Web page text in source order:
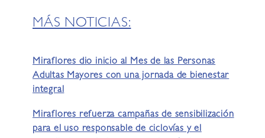
MÁS NOTICIAS:
Miraflores dio inicio al Mes de las Personas
Adultas Mayores con una jornada de bienestar
integral
Miraflores refuerza campañas de sensibilización
para el uso responsable de ciclovías y el